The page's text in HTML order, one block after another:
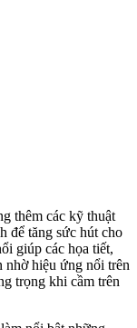
thêm các kỹ thuật
để tăng sức hút cho
giúp các họa tiết,
nhờ hiệu ứng nổi trên
trọng khi cầm trên